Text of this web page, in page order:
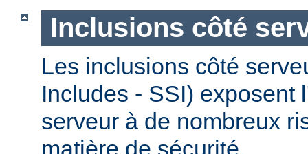
Inclusions côté
Les inclusions côté
Includes - SSI) exposent
serveur à de nombreux
matière de sécurité.